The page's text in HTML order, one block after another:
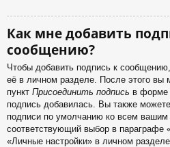
Как мне добавить
сообщению?
Чтобы добавить подпись к
её в личном разделе. После этого вы
пункт Присоединить подпись в форме
подпись добавилась. Вы также
подписи по умолчанию ко всем
соответствующий выбор в параграфе
«Личные настройки» в личном